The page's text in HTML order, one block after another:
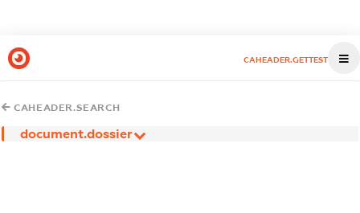
CAHEADER.GETTEST
CAHEADER.SEARCH
document.dossier